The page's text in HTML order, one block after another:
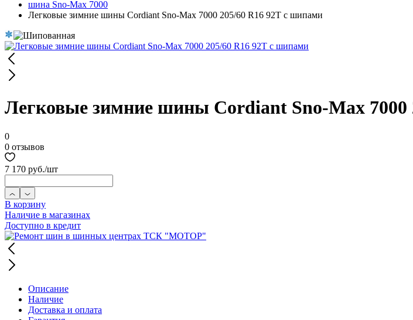
шина Sno-Max 7000
Легковые зимние шины Cordiant Sno-Max 7000 205/60 R16 92T с шипами
Легковые зимние шины Cordiant Sno-Max 7000
0
0 отзывов
7 170 руб./шт
В корзину
Наличие в магазинах
Доступно в кредит
Описание
Наличие
Доставка и оплата